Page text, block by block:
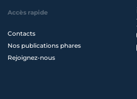
Accès rapide
Contacts
Nos publications phares
Rejoignez-nous